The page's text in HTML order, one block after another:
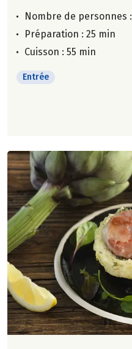
Nombre de personnes :
Préparation : 25 min
Cuisson : 55 min
Entrée